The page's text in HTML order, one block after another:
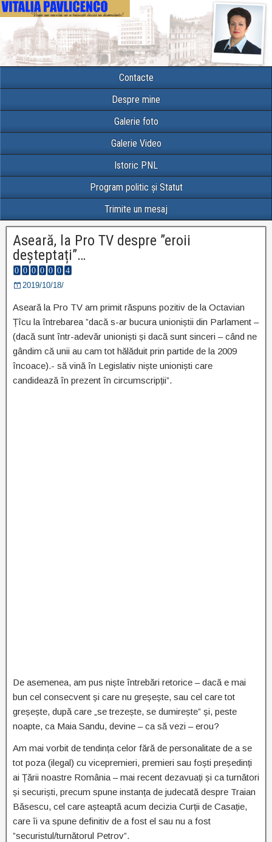
Contacte
Despre mine
Galerie foto
Galerie Video
Istoric PNL
Program politic și Statut
Trimite un mesaj
Aseară, la Pro TV despre ”eroii
deșteptați”…
2019/10/18/
Aseară la Pro TV am primit răspuns pozitiv de la Octavian
Țîcu la întrebarea ”dacă s-ar bucura unioniștii din Parlament –
(dacă sunt într-adevăr unioniști și dacă sunt sinceri – când ne
gândim că unii au cam tot hălăduit prin partide de la 2009
încoace).- să vină în Legislativ niște unioniști care
candidează în prezent în circumscripții”.
De asemenea, am pus niște întrebări retorice – dacă e mai
bun cel consecvent și care nu greșește, sau cel care tot
greșește, după care „se trezește, se dumirește” și, peste
noapte, ca Maia Sandu, devine – ca să vezi – erou?
Am mai vorbit de tendința celor fără de personalitate de a se
tot poza (ilegal) cu vicepremieri, premieri sau foști președinți
ai Țării noastre România – mai recent dezavuați și ca turnători
și securiști, precum spune instanța de judecată despre Traian
Băsescu, cel care așteaptă acum decizia Curții de Casație,
care îi va spune definitiv de a fost el sau nu a fost
”securistul/turnătorul Petrov”.